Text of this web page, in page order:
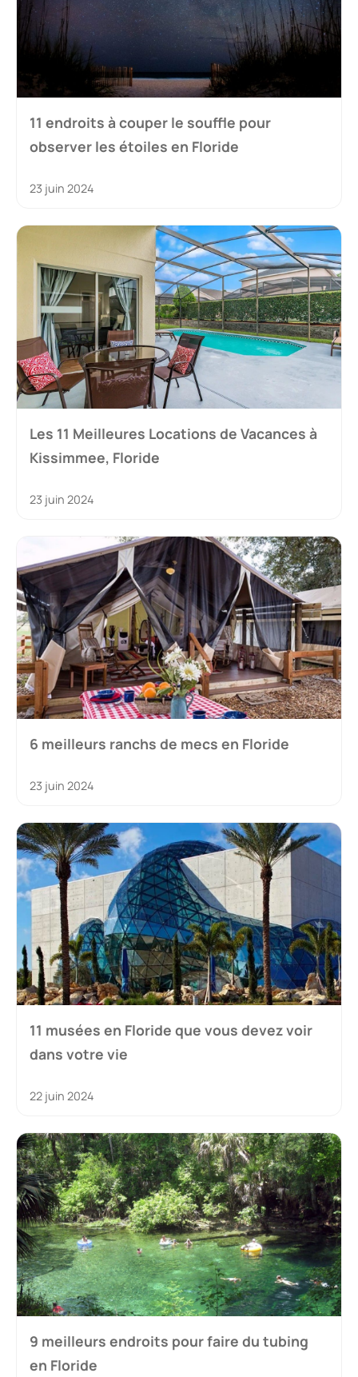
11 endroits à couper le souffle pour
observer les étoiles en Floride
23 juin 2024
Les 11 Meilleures Locations de Vacances à
Kissimmee, Floride
23 juin 2024
6 meilleurs ranchs de mecs en Floride
23 juin 2024
11 musées en Floride que vous devez voir
dans votre vie
22 juin 2024
9 meilleurs endroits pour faire du tubing
en Floride